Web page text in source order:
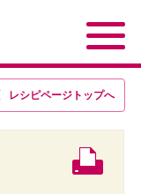
レシピページトップへ